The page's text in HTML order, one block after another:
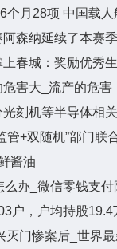
月28项 中国载人
森纳延续了本赛
春城：奖励优秀
害大_流产的危害
刻机等半导体相
管+双随机”部门联
酱油
办_微信零钱支
户，户均持股
灭门惨案后_世界